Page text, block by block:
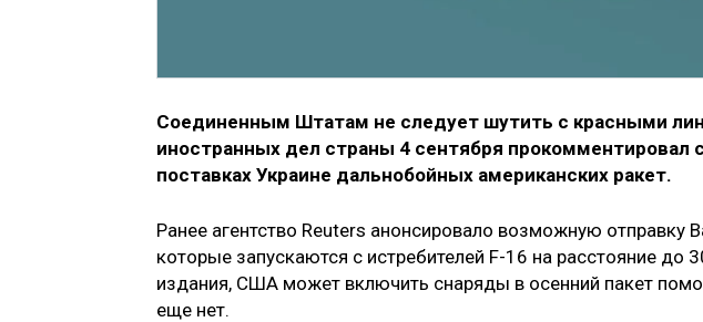
Соединенным Штатам не следует шутить с красными
иностранных дел страны 4 сентября
поставках Украине дальнобойных американских ракет.
Ранее агентство Reuters анонсировало возможную отправку
которые запускаются с истребителей F-16 на расстояние
издания, США может включить снаряды в осенний пакет
еще нет.